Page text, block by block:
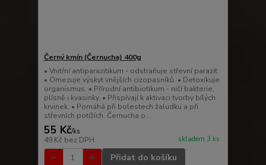
Černý kmín (Černucha) 400g
• Vnitřní antiparazitikum - odstraňuje střevní parazit.
• Omezuje výskyt vnějších cizopasníků. • Detoxikuje
organismus. • Přírodní antibiotikum - ničí bakterie,
plísně i kvasinky. • Přispívají k aktivaci tvorby bílých
krvinek. • Pomáhá při bolestech žaludku a při
střevních potížích. Černucha o...
55 Kč/ks
49 Kč bez DPH skladem 3 ks
Přidat do košíku